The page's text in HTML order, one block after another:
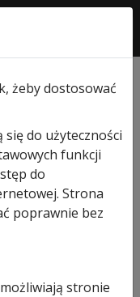
żeby dostosować
do użyteczności
funkcji
do
Strona
poprawnie bez
stronie